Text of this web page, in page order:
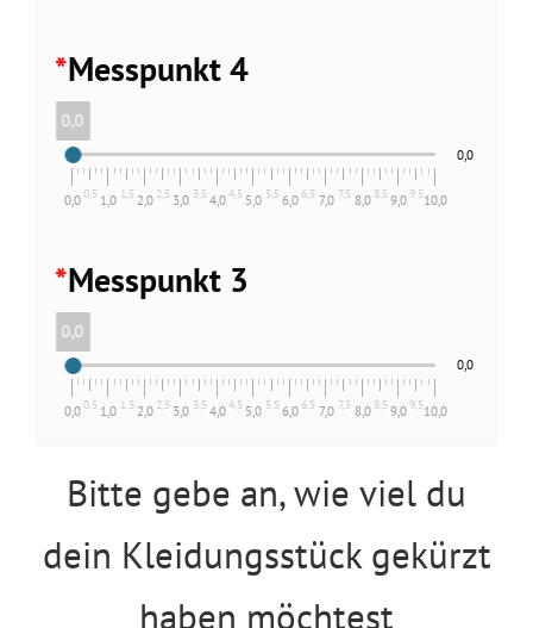
*Messpunkt 4
0,0
0,00,5 1,0 1,5 2,0 2,5 3,0 3,5 4,04,5 5,0 5,5 6,0 6,5 7,0 7,5 8,0 8,5 9,0 9,510,0
0,0
*Messpunkt 3
0,0
0,00,5 1,0 1,5 2,0 2,5 3,0 3,5 4,04,5 5,0 5,5 6,0 6,5 7,0 7,5 8,0 8,5 9,0 9,510,0
0,0
Bitte gebe an, wie viel du
dein Kleidungsstück gekürzt
haben möchtest